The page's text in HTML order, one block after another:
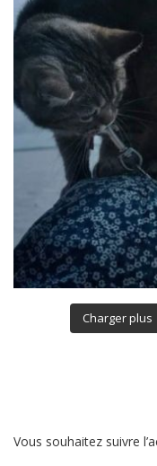
Charger plus
Vous souhaitez suivre